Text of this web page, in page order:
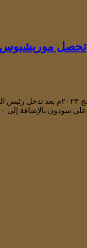
تحصل موريشيوس
موريشيوس تحصل على تأشيرات إضافية للحج